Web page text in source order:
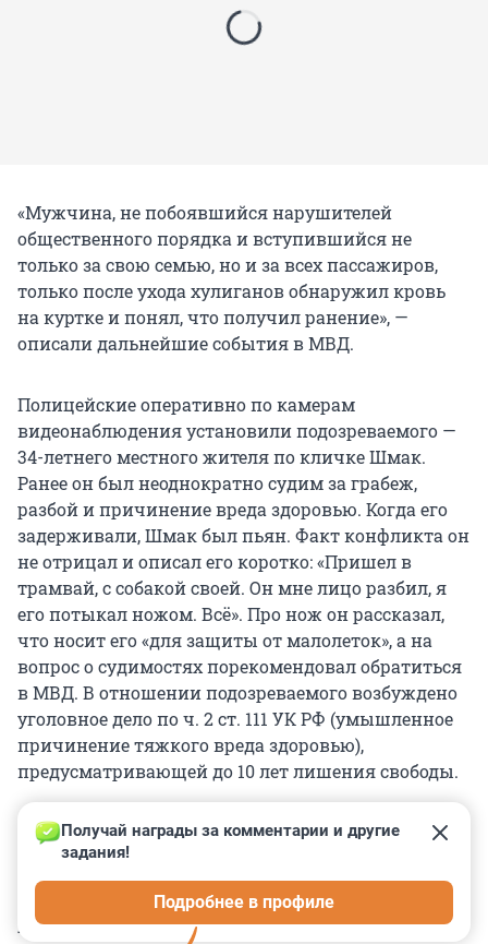
«Мужчина, не побоявшийся нарушителей
общественного порядка и вступившийся не
только за свою семью, но и за всех пассажиров,
только после ухода хулиганов обнаружил кровь
на куртке и понял, что получил ранение», —
описали дальнейшие события в МВД.
Полицейские оперативно по камерам
видеонаблюдения установили подозреваемого —
34-летнего местного жителя по кличке Шмак.
Ранее он был неоднократно судим за грабеж,
разбой и причинение вреда здоровью. Когда его
задерживали, Шмак был пьян. Факт конфликта он
не отрицал и описал его коротко: «Пришел в
трамвай, с собакой своей. Он мне лицо разбил, я
его потыкал ножом. Всё». Про нож он рассказал,
что носит его «для защиты от малолеток», а на
вопрос о судимостях порекомендовал обратиться
в МВД. В отношении подозреваемого возбуждено
уголовное дело по ч. 2 ст. 111 УК РФ (умышленное
причинение тяжкого вреда здоровью),
предусматривающей до 10 лет лишения свободы.
КОММЕНТАРИИ 8
Получай награды за комментарии и другие
задания!
Подробнее в профиле